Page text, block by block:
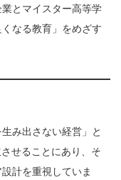
とマイスター高等学
なる教育」をめざす
み出さない経営」と
せることにあり、そ
計を重視していま